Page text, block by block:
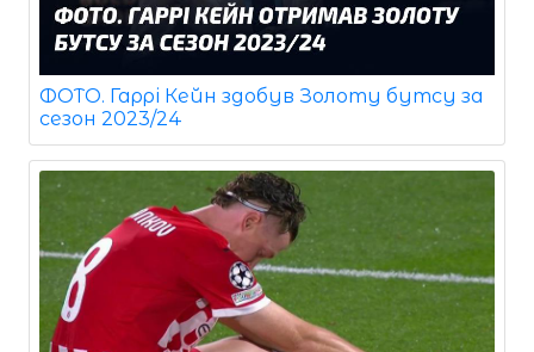
ФОТО. Гаррі Кейн здобув Золоту бутсу за
сезон 2023/24